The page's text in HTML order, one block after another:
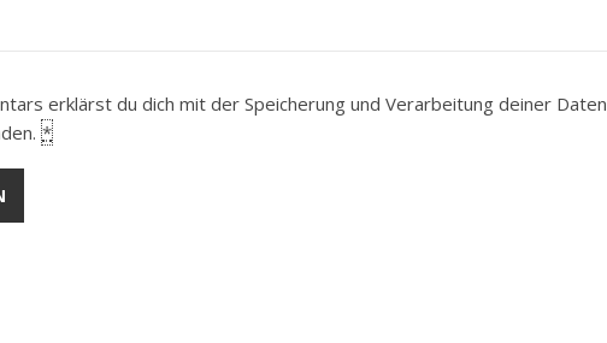
erklärst du dich mit der Speicherung und Verarbeitung deiner Daten
*